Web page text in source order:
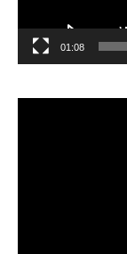
01:08